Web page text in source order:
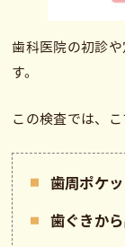
歯科医院の初診
す。
この検査では、こ
歯周ポケ
歯ぐきか